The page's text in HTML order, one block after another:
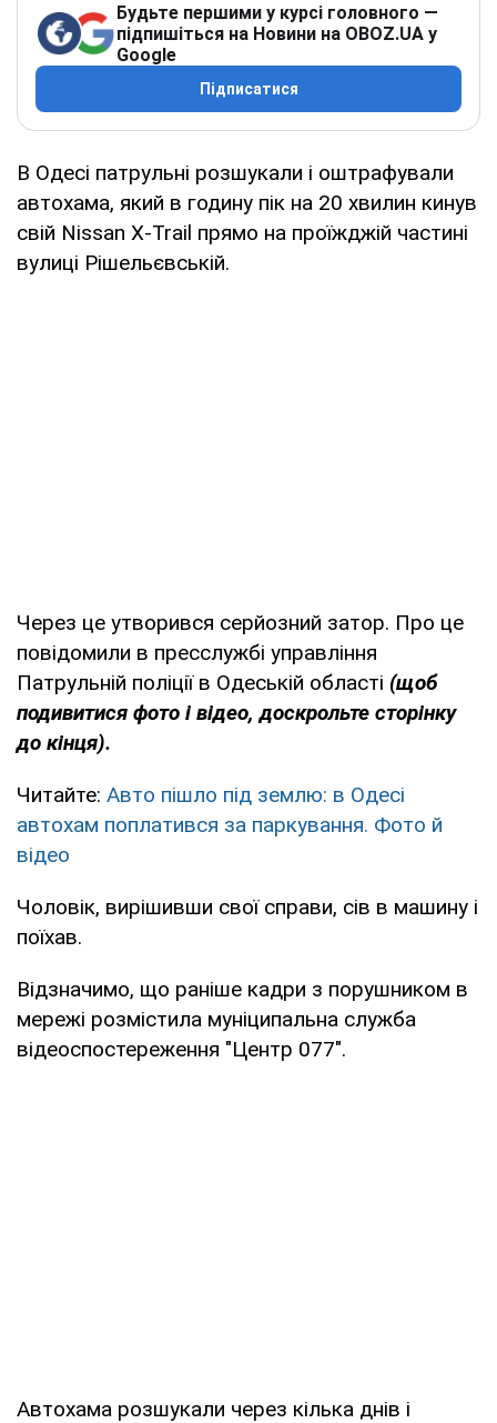
Будьте першими у курсі головного —
підпишіться на Новини на OBOZ.UA у
Google
Підписатися
В Одесі патрульні розшукали і оштрафували
автохама, який в годину пік на 20 хвилин кинув
свій Nissan X-Trail прямо на проїжджій частині
вулиці Рішельєвській.
Через це утворився серйозний затор. Про це
повідомили в пресслужбі управління
Патрульній поліції в Одеській області (щоб
подивитися фото і відео, доскрольте сторінку
до кінця).
Читайте: Авто пішло під землю: в Одесі
автохам поплатився за паркування. Фото й
відео
Чоловік, вирішивши свої справи, сів в машину і
поїхав.
Відзначимо, що раніше кадри з порушником в
мережі розмістила муніципальна служба
відеоспостереження "Центр 077".
Автохама розшукали через кілька днів і